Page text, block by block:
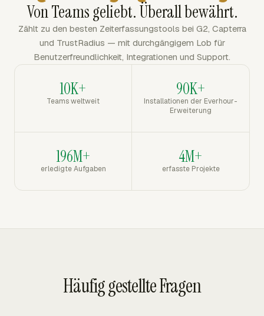
Von Teams geliebt. Überall bewährt.
Zählt zu den besten Zeiterfassungstools bei G2, Capterra
und TrustRadius — mit durchgängigem Lob für
Benutzerfreundlichkeit, Integrationen und Support.
10K+
Teams weltweit
90K+
Installationen der Everhour-
Erweiterung
196M+
erledigte Aufgaben
4M+
erfasste Projekte
Häufig gestellte Fragen